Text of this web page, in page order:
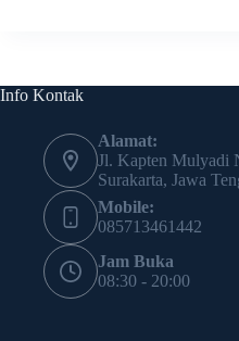
Info Kontak
Alamat:
Jl. Kapten Mulyadi
Surakarta, Jawa
Mobile:
085713461442
Jam Buka
08:30 - 20:00